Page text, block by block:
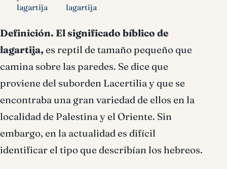
lagartija
lagartija
Definición. El significado bíblico de
lagartija, es reptil de tamaño pequeño que
camina sobre las paredes. Se dice que
proviene del suborden Lacertilia y que se
encontraba una gran variedad de ellos en la
localidad de Palestina y el Oriente. Sin
embargo, en la actualidad es difícil
identificar el tipo que describían los hebreos.